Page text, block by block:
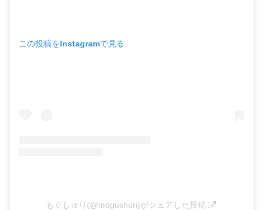
この投稿をInstagramで見る
もぐしゅり(@mogushuri)がシェアした投稿